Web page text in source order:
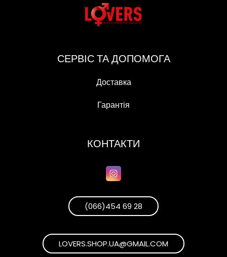
СЕРВІС ТА ДОПОМОГА
Доставка
Гарантія
КОНТАКТИ
(066)454 69 28
LOVERS.SHOP.UA@GMAIL.COM